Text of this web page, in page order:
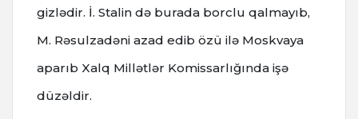
gizlədir. İ. Stalin də burada borclu qalmayıb,
M. Rəsulzadəni azad edib özü ilə Moskvaya
aparıb Xalq Millətlər Komissarlığında işə
düzəldir.